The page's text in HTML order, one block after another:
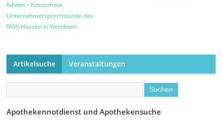
führen – Kostenfreie
Unternehmersprechstunde des
RKW-Hessen in Viernheim
Artikelsuche Veranstaltungen
Apothekennotdienst und Apothekensuche